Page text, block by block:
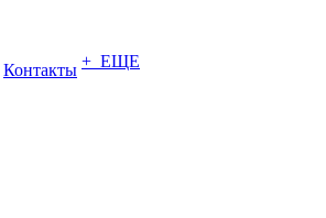
Контакты + ЕЩЕ